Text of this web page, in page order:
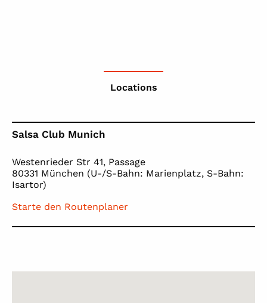
Locations
Salsa Club Munich
Westenrieder Str 41, Passage
80331 München (U-/S-Bahn: Marienplatz, S-Bahn:
Isartor)
Starte den Routenplaner